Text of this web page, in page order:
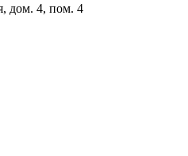
дом. 4, пом. 4